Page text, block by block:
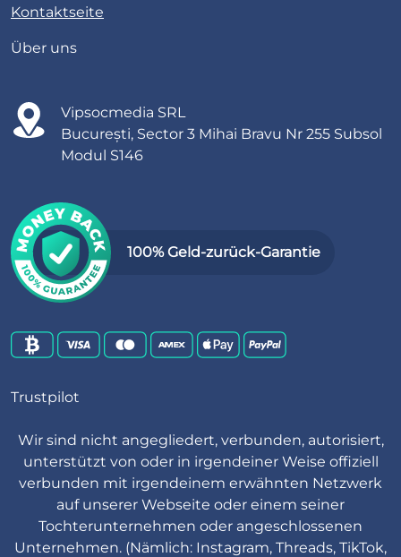
Kontaktseite
Über uns
Vipsocmedia SRL
București, Sector 3 Mihai Bravu Nr 255 Subsol
Modul S146
100% Geld-zurück-Garantie
Trustpilot
Wir sind nicht angegliedert, verbunden, autorisiert,
unterstützt von oder in irgendeiner Weise offiziell
verbunden mit irgendeinem erwähnten Netzwerk
auf unserer Webseite oder einem seiner
Tochterunternehmen oder angeschlossenen
Unternehmen. (Nämlich: Instagram, Threads, TikTok,